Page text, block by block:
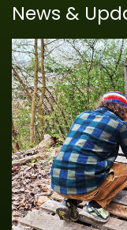
News &